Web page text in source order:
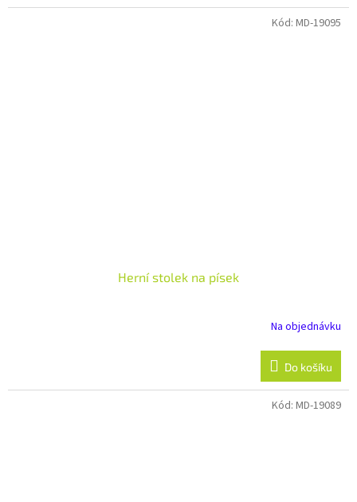
Herní stolek na písek
Na objednávku
Do košíku
Kód: MD-19095
Kód: MD-19089